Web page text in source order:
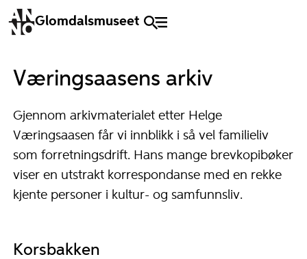
Glomdalsmuseet
Væringsaasens arkiv
Gjennom arkivmaterialet etter Helge
Væringsaasen får vi innblikk i så vel familieliv
som forretningsdrift. Hans mange brevkopibøker
viser en utstrakt korrespondanse med en rekke
kjente personer i kultur- og samfunnsliv.
Korsbakken